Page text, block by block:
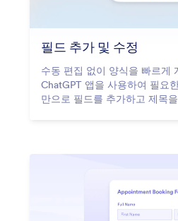
필드 추가 및 수정
수동 편집 없이 양식을 빠르게
ChatGPT 앱을 사용하여 필요
만으로 필드를 추가하고 제목